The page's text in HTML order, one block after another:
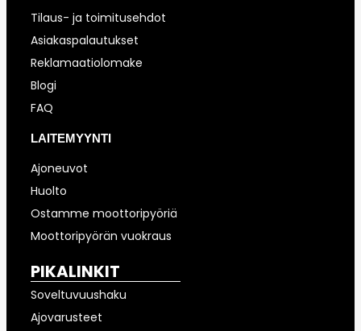
Tilaus- ja toimitusehdot
Asiakaspalautukset
Reklamaatiolomake
Blogi
FAQ
LAITEMYYNTI
Ajoneuvot
Huolto
Ostamme moottoripyöriä
Moottoripyörän vuokraus
PIKALINKIT
Soveltuvuushaku
Ajovarusteet